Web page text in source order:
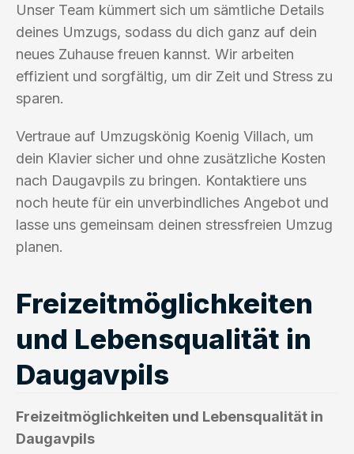
Unser Team kümmert sich um sämtliche Details
deines Umzugs, sodass du dich ganz auf dein
neues Zuhause freuen kannst. Wir arbeiten
effizient und sorgfältig, um dir Zeit und Stress zu
sparen.
Vertraue auf Umzugskönig Koenig Villach, um
dein Klavier sicher und ohne zusätzliche Kosten
nach Daugavpils zu bringen. Kontaktiere uns
noch heute für ein unverbindliches Angebot und
lasse uns gemeinsam deinen stressfreien Umzug
planen.
Freizeitmöglichkeiten
und Lebensqualität in
Daugavpils
Freizeitmöglichkeiten und Lebensqualität in
Daugavpils